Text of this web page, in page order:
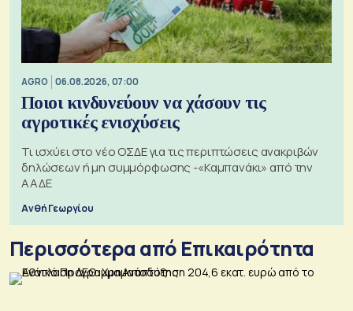
AGRO 06.08.2026, 07:00
Ποιοι κινδυνεύουν να χάσουν τις
αγροτικές ενισχύσεις
Τι ισχύει στο νέο ΟΣΔΕ για τις περιπτώσεις ανακριβών
δηλώσεων ή μη συμμόρφωσης -«Καμπανάκι» από την
ΑΑΔΕ
Ανθή Γεωργίου
Περισσότερα από Επικαιρότητα